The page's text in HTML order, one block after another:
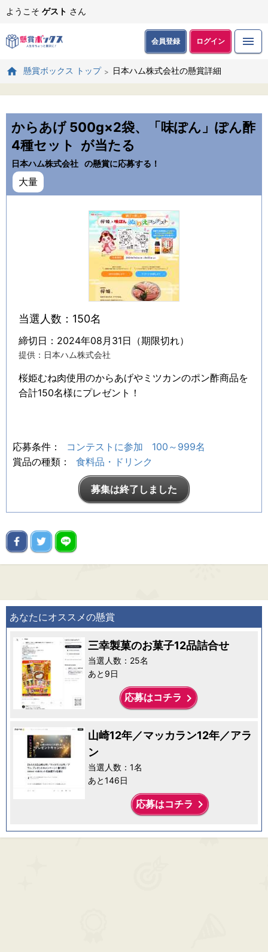
ようこそ ゲスト さん
会員登録 ログイン
懸賞ボックス トップ 日本ハム株式会社の懸賞詳細
からあげ 500g×2袋、「味ぽん」ぽん酢
4種セット
が当たる
日本ハム株式会社 の懸賞に応募する！
大量
当選人数：150名
締切日：2024年08月31日（期限切れ）
提供：日本ハム株式会社
桜姫むね肉使用のからあげやミツカンのポン酢商品を
合計150名様にプレゼント！
応募条件： コンテストに参加
100～999名
賞品の種類：
食料品・ドリンク
募集は終了しました
あなたにオススメの懸賞
三幸製菓のお菓子12品詰合せ
当選人数：25名
あと9日
応募はコチラ keyboard_arrow_right
山崎12年／マッカラン12年／アラ
ン
当選人数：1名
あと146日
応募はコチラ keyboard_arrow_right